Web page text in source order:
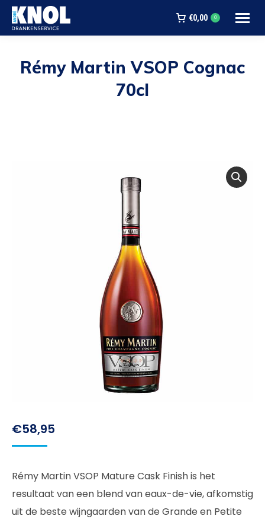
€0,00 0
Rémy Martin VSOP Cognac
70cl
€58,95
Rémy Martin VSOP Mature Cask Finish is het
resultaat van een blend van eaux-de-vie, afkomstig
uit de beste wijngaarden van de Grande en Petite